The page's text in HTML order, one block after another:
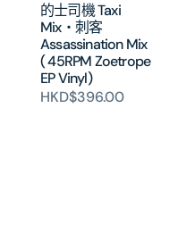
的士司機 Taxi
Mix‧刺客
Assassination Mix
( 45RPM Zoetrope
EP Vinyl)
HKD$396.00